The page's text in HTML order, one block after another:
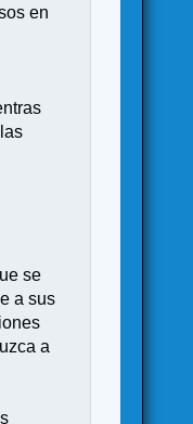
en
se
a sus
a